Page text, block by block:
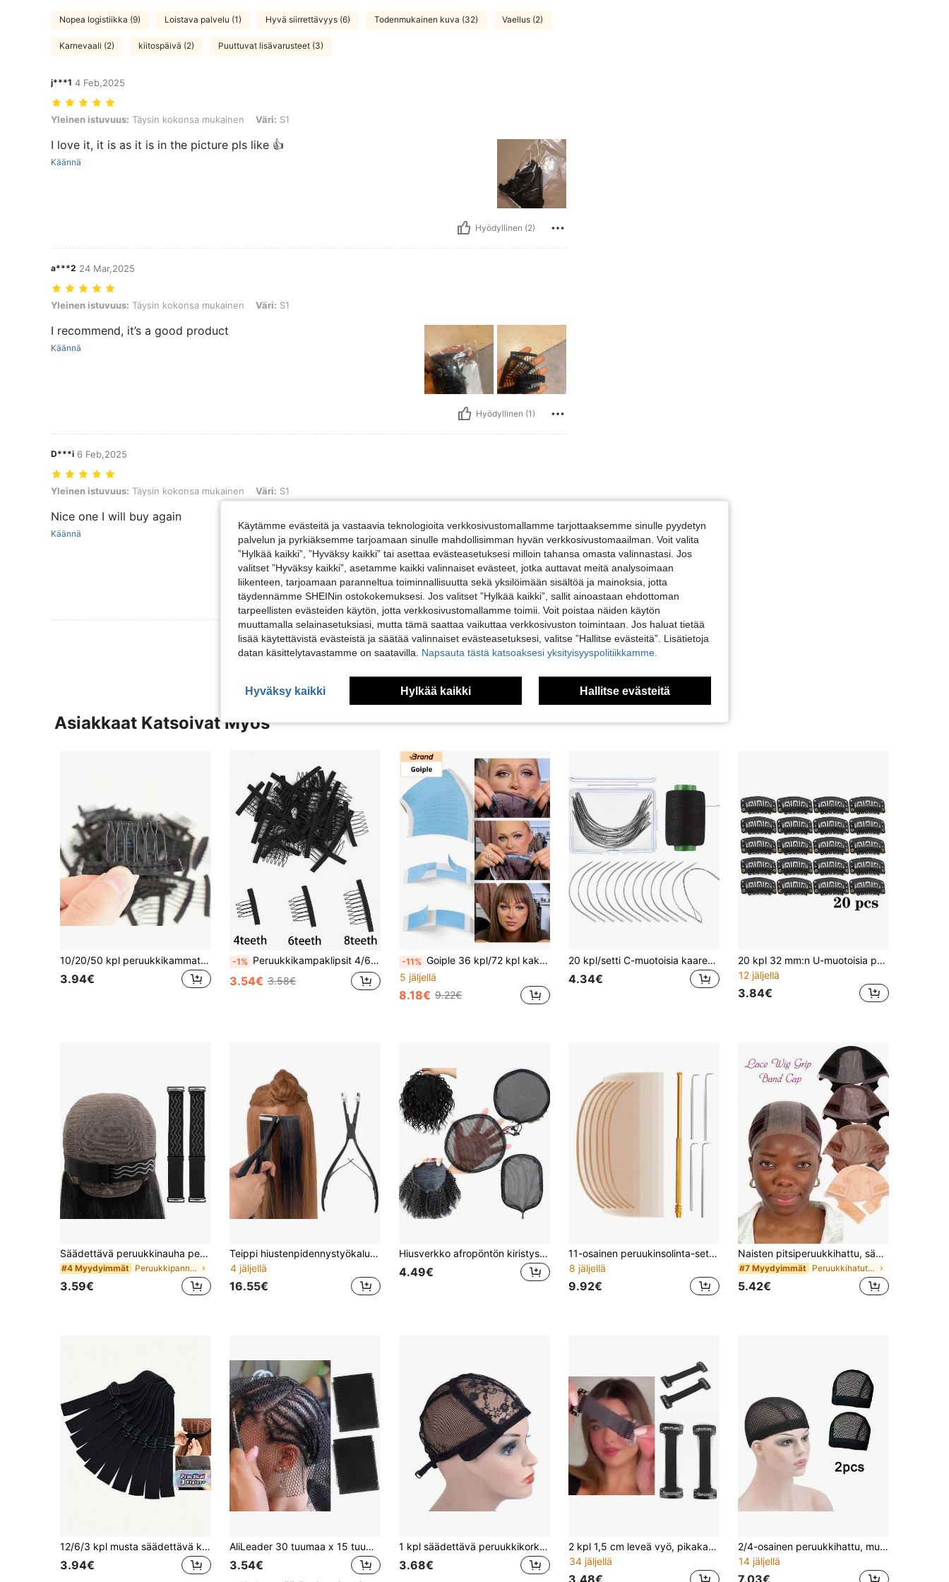
Nopea logistiikka (9) Loistava palvelu (1) Hyvä siirrettävyys (6) Todenmukainen kuva (32) Vaellus (2)
Karnevaali (2) kiitospäivä (2) Puuttuvat lisävarusteet (3)
j***1 4 Feb,2025
Yleinen istuvuus: Täysin kokonsa mukainen, Väri: S1
Yleinen istuvuus: Täysin kokonsa mukainen Väri: S1
I love it, it is as it is in the picture pls like 👍
Käännä
Hyödyllinen (2)
a***2 24 Mar,2025
Yleinen istuvuus: Täysin kokonsa mukainen, Väri: S1
Yleinen istuvuus: Täysin kokonsa mukainen Väri: S1
I recommend, it’s a good product
Käännä
Hyödyllinen (1)
D***i 6 Feb,2025
Yleinen istuvuus: Täysin kokonsa mukainen, Väri: S1
Yleinen istuvuus: Täysin kokonsa mukainen Väri: S1
Nice one I will buy again
Käännä
Hyödyllinen (1)
Näytä Lisää Arvosteluja
Asiakkaat Katsoivat Myös
10/20/50 kpl peruukkikammat peruukin kiinnittämiseen 6-hampainen peruukkikampa peruukkiklipsit kankaalla peruukkien korkkien valmistukseen teräsmateriaalista valmistetut klipsit hiuskampoihin
3.94€
-1% Peruukkikampaklipsit 4/6/8 hampaalla, hiustenpidennysklipsit, ruostumattomasta teräksestä valmistetut peruukkiklipsit, kammat, napsautusklipsit kumilla hiustenpidennyksiin
3.54€ 3.58€
-11% Goiple 36 kpl/72 kpl kaksipuolista peruukkiteippiä, sininen peruukkiteippi, vedenpitävä, erittäin tarttuva, pitsietuisille peruukeille, hiuslisäkkeille ja hiustenpidennyksille, hiustenmuotoilutarvikkeille, voidaan käyttää myös vaatteissa, liukumattomat, näkymättömät tarrat, unisex päivittäiseen käyttöön
5 jäljellä
8.18€ 9.22€
20 kpl/setti C-muotoisia kaarevia neuloja, koukkuneuloja ja 1 rulla ompelulankaa, peruukkien valmistukseen ja peruukkien korjaukseen, peruukkien huoltotyökalut
4.34€
20 kpl 32 mm:n U-muotoisia peruukkiklipsejä silikonitaustalla hiustenpidennysten lisävarustetyökaluun
12 jäljellä
3.84€
Säädettävä peruukkinauha peruukkien pitämiseen, liukumaton peruukkinauha, 1-3 kpl musta säädettävä kuminauha peruukkien valmistukseen
#4 Myydyimmät Peruukkipannat Peruukkipäähineet ja -työkalut
3.59€
Teippi hiustenpidennystyökalusarja, ammattimainen tasainen pinta ruostumattomasta teräksestä valmistettu teippi hiustenpidennyksissä, tiivistyspihdit, hiusklipsit, hiustenpidennysten muotoilutyökalut - musta
4 jäljellä
16.55€
Hiusverkko afropöntön kiristysnyörillä varustetun poninhännän ja afronutturan tekemiseen - musta liimaton poninhäntäverkko peruukkikammoilla - säädettävällä hihnalla varustettu afronutturan kutomaverkko naisille
4.49€
11-osainen peruukinsolinta-setti, sisältää 6 kpl sveitsiläistä pitsiverkkoa ja messinkisen tuuletuspidikkeen 4 tuuletusneulalla, pitsireunaperuukkien valmistussarja aloittelijoille (vaaleanruskea)
8 jäljellä
9.92€
Naisten pitsiperuukkihattu, säädettävä liukumaton silikonipanta, varmistaa, että peruukki pysyy tukevasti paikallaan, 4x5 tuuman läpinäkyvä pitsiperuukkiote
#7 Myydyimmät Peruukkihatut Peruukkihatut ja työkalut
5.42€
12/6/3 kpl musta säädettävä kuminauha peruukkeihin, säädettävät hihnat peruukkien valmistustyökaluihin peruukkien lisätarvikkeiden valmistukseen
3.94€
AliLeader 30 tuumaa x 15 tuumaa musta joustava kudottu verkko, sopii virkattuun punontaan, naisten virkatut myssyt, naisten ommellut hiusverkot, hiustenpidennykset
3.54€
1 kpl säädettävä peruukkikorkki pitsiedellä, peruukkien tekoon, musta
3.68€
2 kpl 1,5 cm leveä vyö, pikakasvojenkohotusnauha, säädettävä joustava nauha hiusklipsillä, kasvojen kiinteyttämiseen, silmäryppyjen poistamiseen
34 jäljellä
3.48€
2/4-osainen peruukkihattu, musta virkattu peruukkihattu, joustava verkkoperuukkihattu, liukumaton hiusverkkokudottu hattu, käytetään peruukkien valmistukseen ja säilytykseen.
14 jäljellä
7.03€
Käytämme evästeitä ja vastaavia teknologioita verkkosivustomallamme tarjottaaksemme sinulle pyydetyn
palvelun ja pyrkiäksemme tarjoamaan sinulle mahdollisimman hyvän verkkosivustomaailman. Voit valita
”Hylkää kaikki”, ”Hyväksy kaikki” tai asettaa evästeasetuksesi milloin tahansa omasta valinnastasi. Jos
valitset ”Hyväksy kaikki”, asetamme kaikki valinnaiset evästeet, jotka auttavat meitä analysoimaan
liikenteen, tarjoamaan paranneltua toiminnallisuutta sekä yksilöimään sisältöä ja mainoksia, jotta
täydennämme SHEINin ostokokemuksesi. Jos valitset ”Hylkää kaikki”, sallit ainoastaan ehdottoman
tarpeellisten evästeiden käytön, jotta verkkosivustomallamme toimii. Voit poistaa näiden käytön
muuttamalla selainasetuksiasi, mutta tämä saattaa vaikuttaa verkkosivuston toimintaan. Jos haluat tietää
lisää käytettävistä evästeistä ja säätää valinnaiset evästeasetuksesi, valitse ”Hallitse evästeitä”. Lisätietoja
datan käsittelytavastamme on saatavilla. Napsauta tästä katsoaksesi yksityisyyspolitiikkamme.
Hyväksy kaikki Hylkää kaikki Hallitse evästeitä